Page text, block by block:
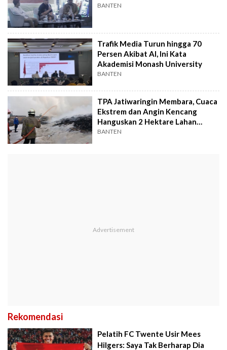
BANTEN
Trafik Media Turun hingga 70
Persen Akibat AI, Ini Kata
Akademisi Monash University
BANTEN
TPA Jatiwaringin Membara, Cuaca
Ekstrem dan Angin Kencang
Hanguskan 2 Hektare Lahan
Sampah
BANTEN
Rekomendasi
Pelatih FC Twente Usir Mees
Hilgers: Saya Tak Berharap Dia